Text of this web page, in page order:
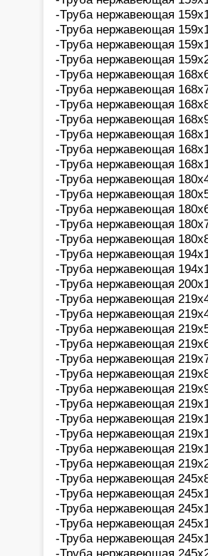
-Труба нержавеющая
-Труба нержавеющая
-Труба нержавеющая
-Труба нержавеющая
-Труба нержавеющая
-Труба нержавеющая
-Труба нержавеющая
-Труба нержавеющая
-Труба нержавеющая
-Труба нержавеющая
-Труба нержавеющая
-Труба нержавеющая
-Труба нержавеющая
-Труба нержавеющая
-Труба нержавеющая
-Труба нержавеющая
-Труба нержавеющая
-Труба нержавеющая
-Труба нержавеющая
-Труба нержавеющая
-Труба нержавеющая
-Труба нержавеющая
-Труба нержавеющая
-Труба нержавеющая
-Труба нержавеющая
-Труба нержавеющая
-Труба нержавеющая
-Труба нержавеющая
-Труба нержавеющая
-Труба нержавеющая
-Труба нержавеющая
-Труба нержавеющая
-Труба нержавеющая
-Труба нержавеющая
-Труба нержавеющая
-Труба нержавеющая
-Труба нержавеющая